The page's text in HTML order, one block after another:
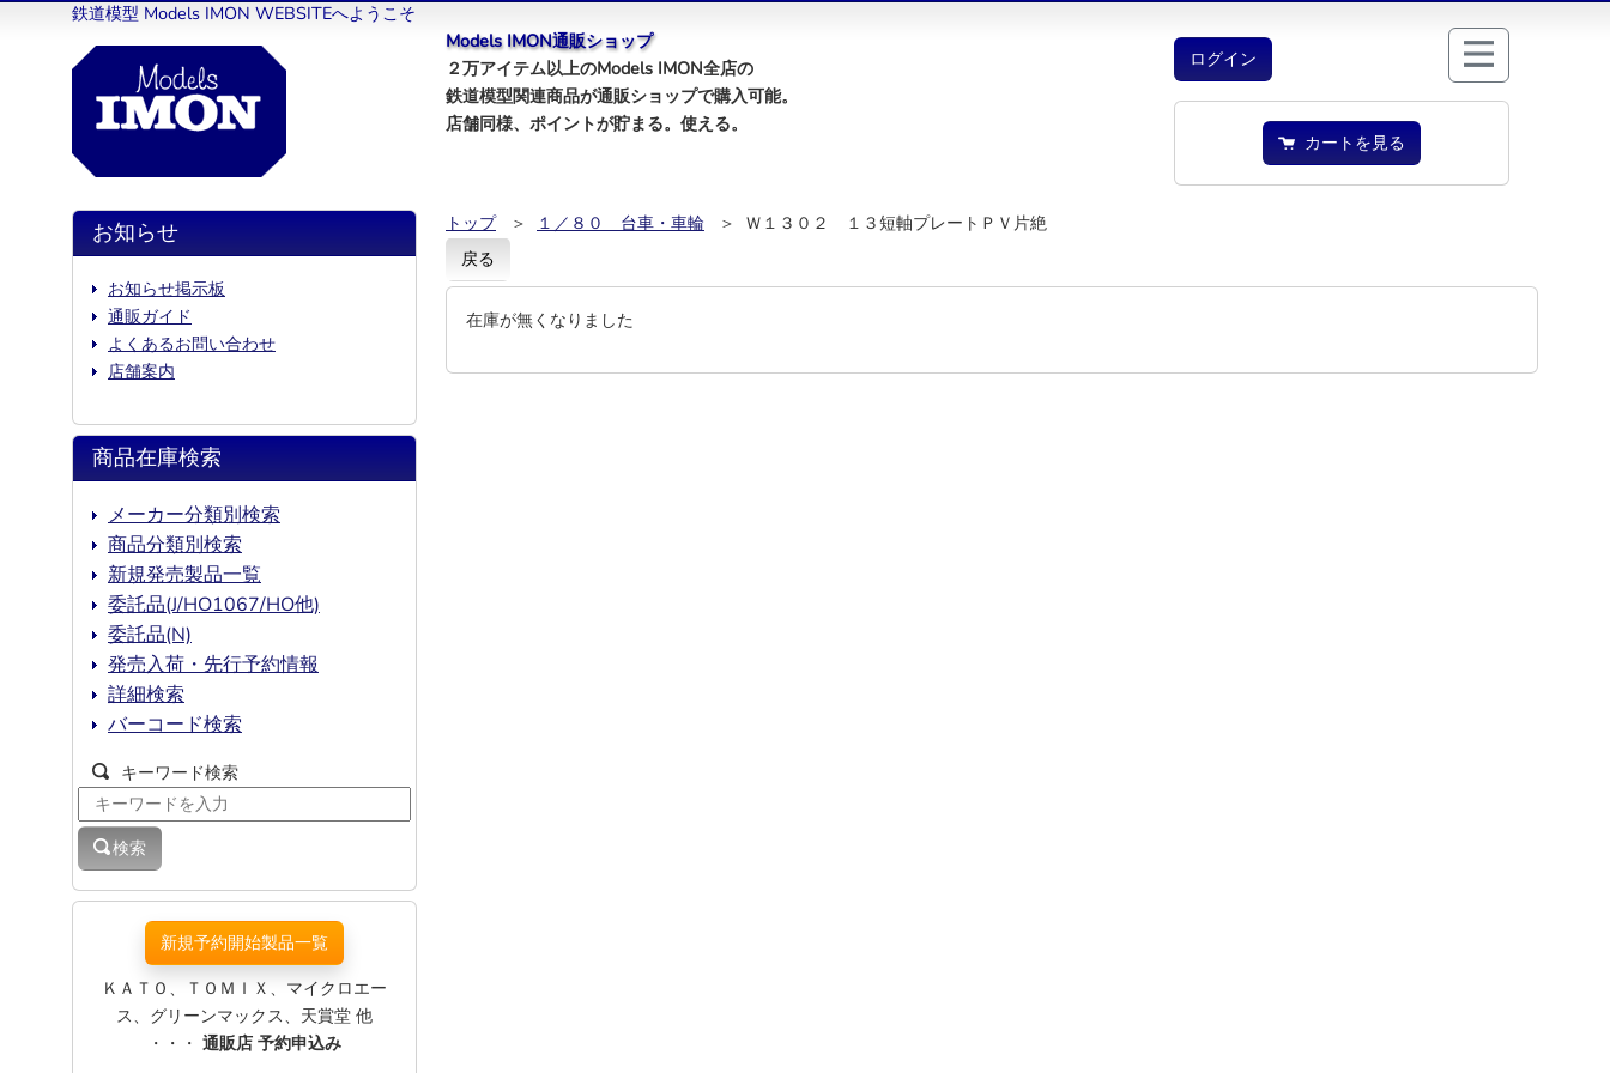
鉄道模型 Models IMON WEBSITEへようこそ
Models IMON通販ショップ
２万アイテム以上のModels IMON全店の
鉄道模型関連商品が通販ショップで購入可能。
店舗同様、ポイントが貯まる。使える。
ログイン
カートを見る
トップ ＞ １／８０ 台車・車輪
＞ Ｗ１３０２ １３短軸プレートＰＶ片絶
戻る
在庫が無くなりました
お知らせ
お知らせ掲示板
通販ガイド
よくあるお問い合わせ
店舗案内
商品在庫検索
メーカー分類別検索
商品分類別検索
新規発売製品一覧
委託品(J/HO1067/HO他)
委託品(N)
発売入荷・先行予約情報
詳細検索
バーコード検索
キーワード検索
検索
新規予約開始製品一覧
ＫＡＴＯ、ＴＯＭＩＸ、マイクロエー
ス、グリーンマックス、天賞堂 他
・・・ 通販店 予約申込み